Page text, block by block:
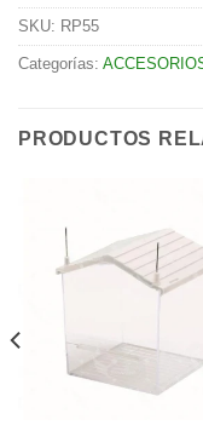
SKU: RP55
Categorías:
PRODUCTOS